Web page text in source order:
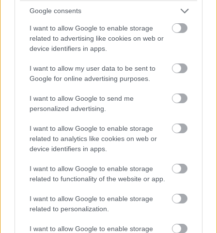
Google consents
I want to allow Google to enable storage
related to advertising like cookies on web or
device identifiers in apps.
I want to allow my user data to be sent to
Google for online advertising purposes.
I want to allow Google to send me
personalized advertising.
I want to allow Google to enable storage
related to analytics like cookies on web or
device identifiers in apps.
I want to allow Google to enable storage
related to functionality of the website or app.
I want to allow Google to enable storage
related to personalization.
I want to allow Google to enable storage